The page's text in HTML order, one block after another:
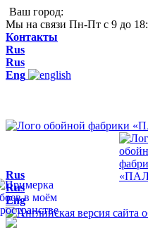
Ваш город:
Мы на связи Пн-Пт с 9 до 18:
Контакты
Rus
Rus
Eng
Rus
Rus
Eng